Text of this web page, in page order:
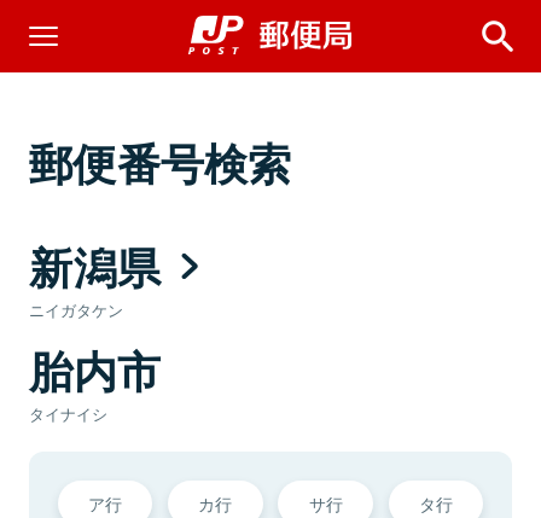
郵便番号検索
新潟県
ニイガタケン
胎内市
タイナイシ
ア行 カ行 サ行 タ行